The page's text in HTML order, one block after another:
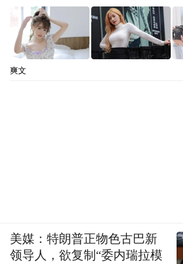
爽文
美媒：特朗普正物色古巴新
领导人，欲复制“委内瑞拉模